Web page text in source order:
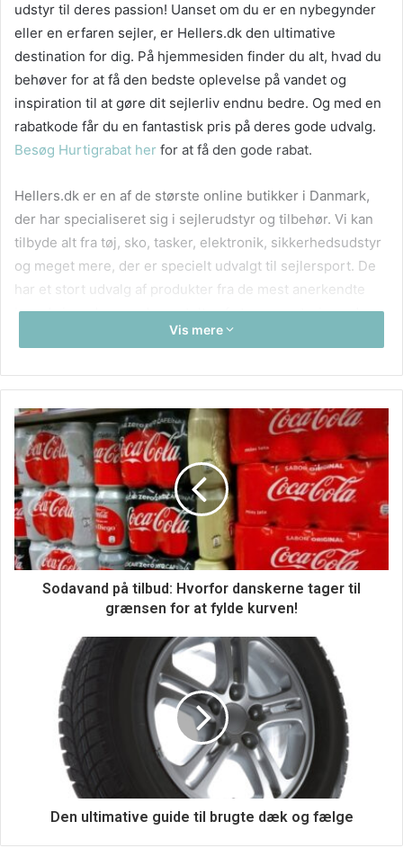
udstyr til deres passion! Uanset om du er en nybegynder
eller en erfaren sejler, er Hellers.dk den ultimative
destination for dig. På hjemmesiden finder du alt, hvad du
behøver for at få den bedste oplevelse på vandet og
inspiration til at gøre dit sejlerliv endnu bedre. Og med en
rabatkode får du en fantastisk pris på deres gode udvalg.
Besøg Hurtigrabat her for at få den gode rabat.
Hellers.dk er en af de største online butikker i Danmark,
der har specialiseret sig i sejlerudstyr og tilbehør. Vi kan
tilbyde alt fra tøj, sko, tasker, elektronik, sikkerhedsudstyr
og meget mere, der er specielt udvalgt til sejlersport. De
har et stort udvalg af produkter fra de mest anerkendte
brands i verden, og de er stolte af at være autoriserede
forhandlere! De har altid nye og spændende produkter, så
Vis mere
Sodavand på tilbud: Hvorfor danskerne tager til
grænsen for at fylde kurven!
Den ultimative guide til brugte dæk og fælge